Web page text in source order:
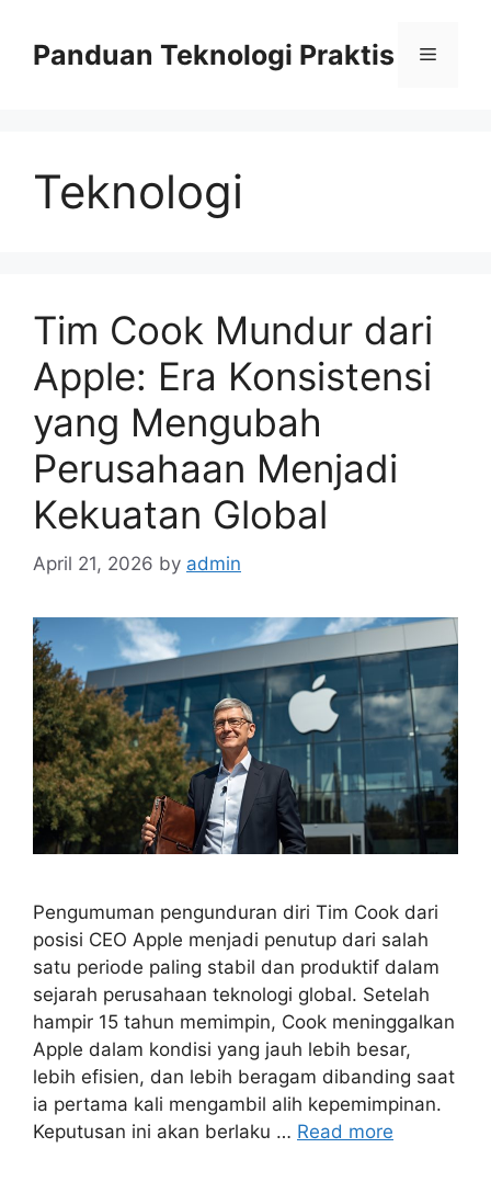
contentPanduan Teknologi Praktis Menu
Teknologi
Tim Cook Mundur dari
Apple: Era Konsistensi
yang Mengubah
Perusahaan Menjadi
Kekuatan Global
April 21, 2026 by admin
Pengumuman pengunduran diri Tim Cook dari
posisi CEO Apple menjadi penutup dari salah
satu periode paling stabil dan produktif dalam
sejarah perusahaan teknologi global. Setelah
hampir 15 tahun memimpin, Cook meninggalkan
Apple dalam kondisi yang jauh lebih besar,
lebih efisien, dan lebih beragam dibanding saat
ia pertama kali mengambil alih kepemimpinan.
Keputusan ini akan berlaku … Read more